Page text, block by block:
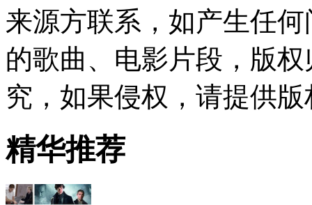
来源方联系，如产生任
的歌曲、电影片段，版
究，如果侵权，请提供
精华推荐